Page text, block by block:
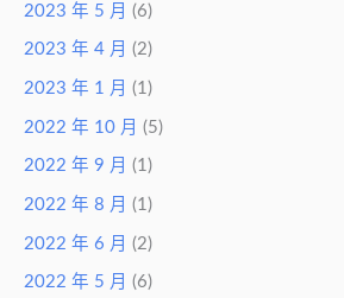
2023 年 5 月 (6)
2023 年 4 月 (2)
2023 年 1 月 (1)
2022 年 10 月 (5)
2022 年 9 月 (1)
2022 年 8 月 (1)
2022 年 6 月 (2)
2022 年 5 月 (6)